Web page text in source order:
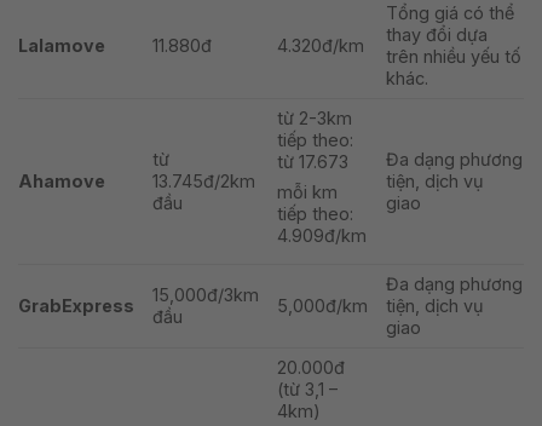
Lalamove 11.880đ 4.320đ/km
Tổng giá có thể
thay đổi dựa
trên nhiều yếu tố
khác.
Ahamove
từ
13.745đ/2km
đầu
từ 2-3km
tiếp theo:
từ 17.673
mỗi km
tiếp theo:
4.909đ/km
Đa dạng phương
tiện, dịch vụ
giao
GrabExpress
15,000đ/3km
đầu
5,000đ/km
Đa dạng phương
tiện, dịch vụ
giao
20.000đ
(từ 3,1 –
4km)